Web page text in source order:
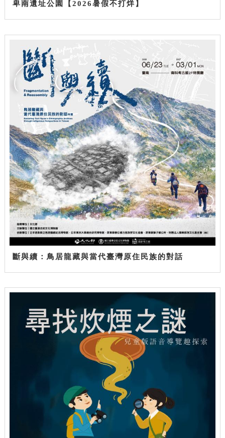
卑南遺址公園【2026暑假不打烊】
斷與續：鳥居龍藏與當代臺灣原住民族的對話